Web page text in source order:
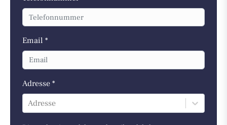
Email *
Adresse *
Adresse